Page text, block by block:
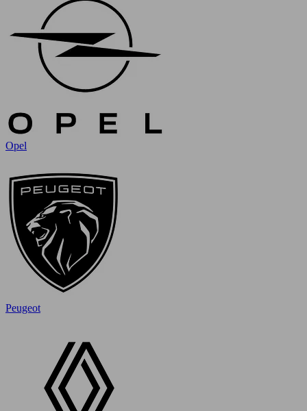
Opel
Peugeot